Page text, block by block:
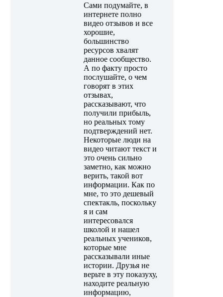
Сами подумайте, в
интернете полно
видео отзывов и все
хорошие,
большинство
ресурсов хвалят
данное сообщество.
А по факту просто
послушайте, о чем
говорят в этих
отзывах,
рассказывают, что
получили прибыль,
но реальных тому
подтверждений нет.
Некоторые люди на
видео читают текст и
это очень сильно
заметно, как можно
верить, такой вот
информации. Как по
мне, то это дешевый
спектакль, поскольку
я и сам
интересовался
школой и нашел
реальных учеников,
которые мне
рассказывали иные
истории. Друзья не
верьте в эту показуху,
находите реальную
информацию,